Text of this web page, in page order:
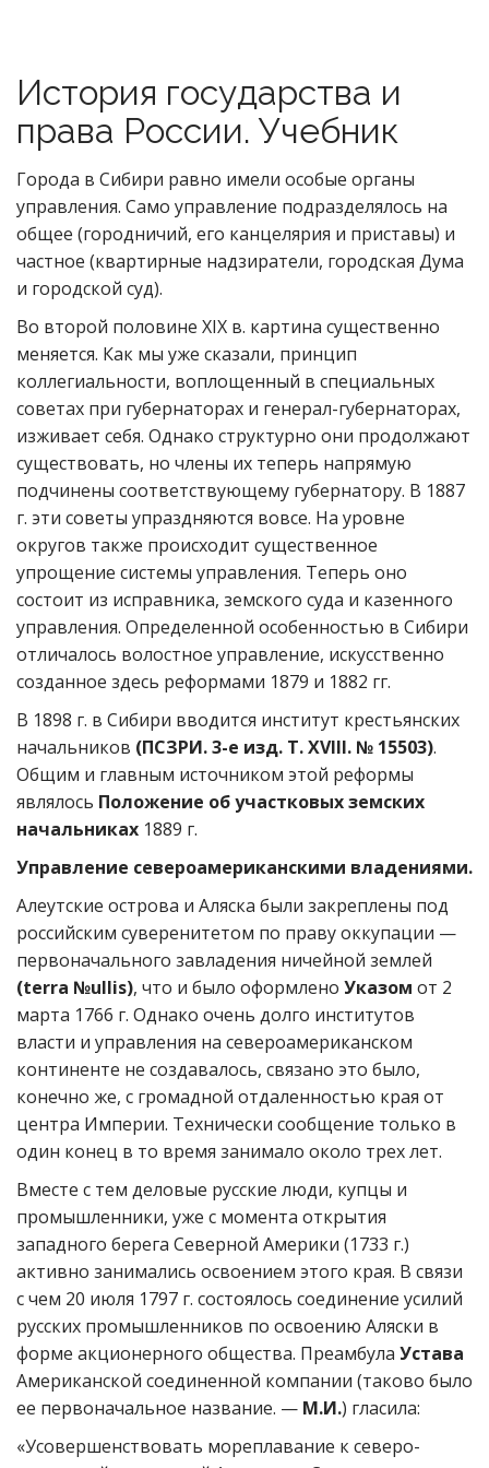
История государства и
права России. Учебник
Города в Сибири равно имели особые органы
управления. Само управление подразделялось на
общее (городничий, его канцелярия и приставы) и
частное (квартирные надзиратели, городская Дума
и городской суд).
Во второй половине XIX в. картина существенно
меняется. Как мы уже сказали, принцип
коллегиальности, воплощенный в специальных
советах при губернаторах и генерал-губернаторах,
изживает себя. Однако структурно они продолжают
существовать, но члены их теперь напрямую
подчинены соответствующему губернатору. В 1887
г. эти советы упраздняются вовсе. На уровне
округов также происходит существенное
упрощение системы управления. Теперь оно
состоит из исправника, земского суда и казенного
управления. Определенной особенностью в Сибири
отличалось волостное управление, искусственно
созданное здесь реформами 1879 и 1882 гг.
В 1898 г. в Сибири вводится институт крестьянских
начальников (ПСЗРИ. 3-е изд. Т. XVIII. № 15503).
Общим и главным источником этой реформы
являлось Положение об участковых земских
начальниках 1889 г.
Управление североамериканскими владениями.
Алеутские острова и Аляска были закреплены под
российским суверенитетом по праву оккупации —
первоначального завладения ничейной землей
(terra №ullis), что и было оформлено Указом от 2
марта 1766 г. Однако очень долго институтов
власти и управления на североамериканском
континенте не создавалось, связано это было,
конечно же, с громадной отдаленностью края от
центра Империи. Технически сообщение только в
один конец в то время занимало около трех лет.
Вместе с тем деловые русские люди, купцы и
промышленники, уже с момента открытия
западного берега Северной Америки (1733 г.)
активно занимались освоением этого края. В связи
с чем 20 июля 1797 г. состоялось соединение усилий
русских промышленников по освоению Аляски в
форме акционерного общества. Преамбула Устава
Американской соединенной компании (таково было
ее первоначальное название. — М.И.) гласила:
«Усовершенствовать мореплавание к северо-